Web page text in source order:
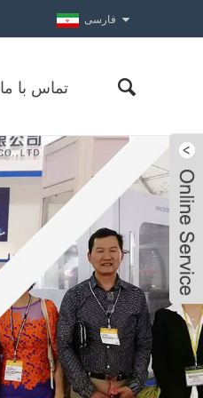
فارسی
تماس با ما